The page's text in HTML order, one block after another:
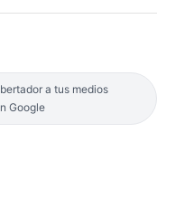
a tus medios
Google